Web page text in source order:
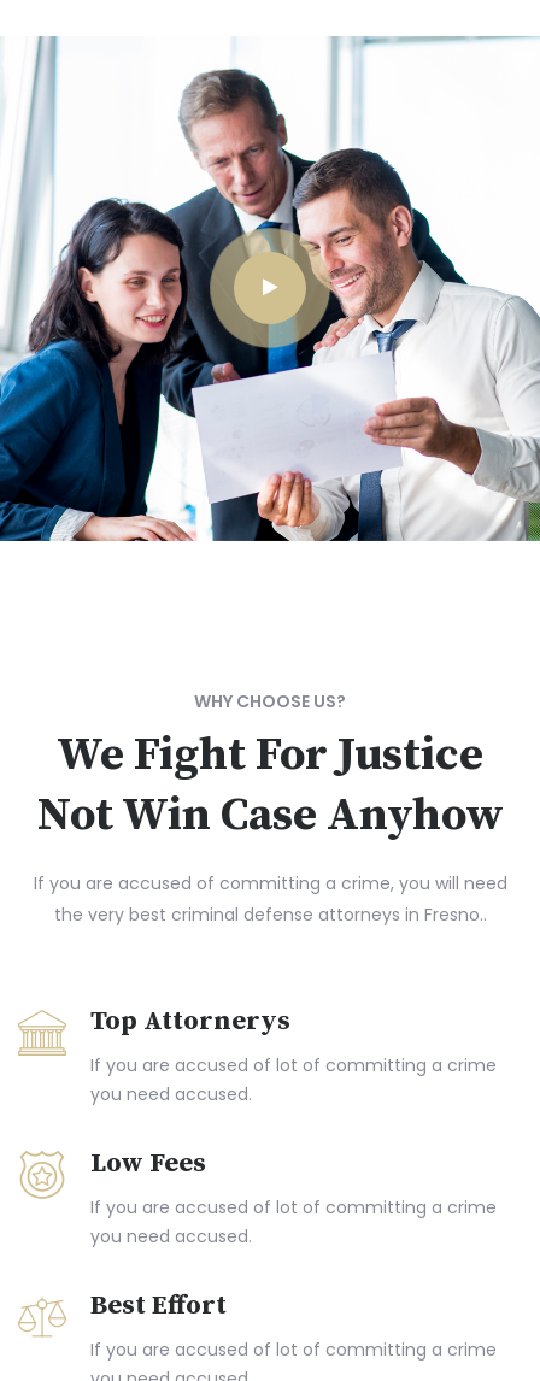
WHY CHOOSE US?
We Fight For Justice
Not Win Case Anyhow
If you are accused of committing a crime, you will need
the very best criminal defense attorneys in Fresno..
Top Attornerys
If you are accused of lot of committing a crime
you need accused.
Low Fees
If you are accused of lot of committing a crime
you need accused.
Best Effort
If you are accused of lot of committing a crime